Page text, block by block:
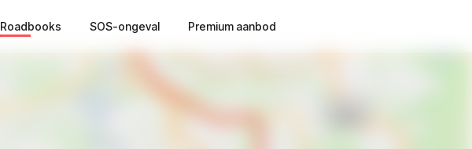
Roadbooks SOS-ongeval Premium aanbod